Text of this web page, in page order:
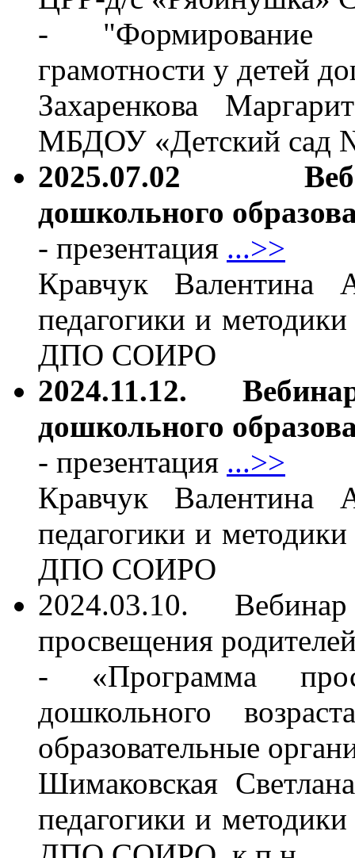
- "Формирование
грамотности у детей
Захаренкова
МБДОУ «Детский сад
2025.07.02
дошкольного
- презентация ...>>
Кравчук Валентина
педагогики и
ДПО СОИРО
2024.11.12.
дошкольного
- презентация ...>>
Кравчук Валентина
педагогики и
ДПО СОИРО
2024.03.10.
просвещения
- «Программа
дошкольного
образовательные
Шимаковская
педагогики и